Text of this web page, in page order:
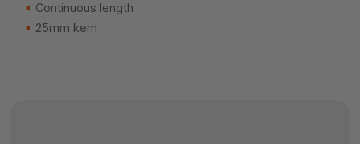
Continuous length
25mm kern